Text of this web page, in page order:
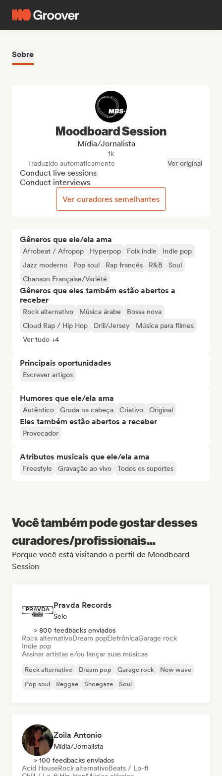
Sobre
Gêneros que ele/ela ama
Afrobeat / Afropop Hyperpop Folk indie
Indie pop
Jazz moderno
Pop soul Rap francês R&B
Soul
Chanson Française/Variété
Gêneros que eles também estão abertos a
receber
Rock alternativo Música árabe
Bossa nova
Cloud Rap / Hip Hop
Drill/Jersey
Música para filmes
Ver tudo +4
Principais oportunidades
Escrever artigos
Humores que ele/ela ama
Autêntico Gruda na cabeça Criativo Original
Eles também estão abertos a receber
Provocador
Atributos musicais que ele/ela ama
Freestyle Gravação ao vivo Todos os suportes
Moodboard Session
Mídia/Jornalista
1k
Traduzido automaticamente
Ver original
Conduct live sessions
Conduct interviews
Ver curadores semelhantes
Você também pode gostar desses
curadores/profissionais...
Porque você está visitando o perfil de Moodboard
Session
Pravda Records
Selo
> 800 feedbacks enviados
Rock alternativoDream popEletrônicaGarage rock
Indie pop
Assinar artistas e/ou lançar suas músicas
Rock alternativo Dream pop Garage rock
New wave
Pop soul
Reggae Shoegaze Soul
Zoila Antonio
Mídia/Jornalista
> 100 feedbacks enviados
Acid HouseRock alternativoBeats / Lo-fi